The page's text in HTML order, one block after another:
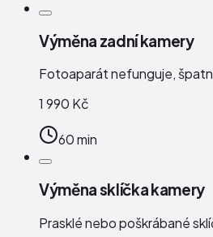
Výměna zadní kamery
Fotoaparát nefunguje,
1 990 Kč
60 min
Výměna sklíčka kamery
Prasklé nebo poškrábané